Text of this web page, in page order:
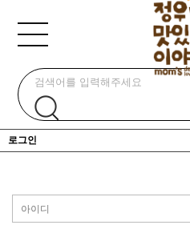
로그인